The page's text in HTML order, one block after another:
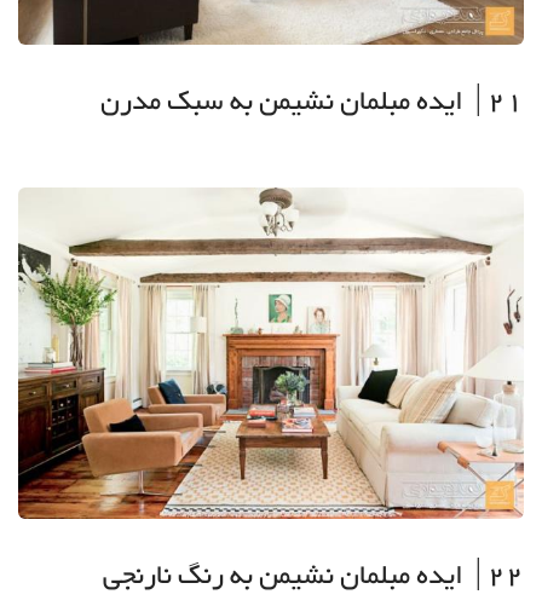
21| ایده مبلمان نشیمن به سبک مدرن
22| ایده مبلمان نشیمن به رنگ نارنجی